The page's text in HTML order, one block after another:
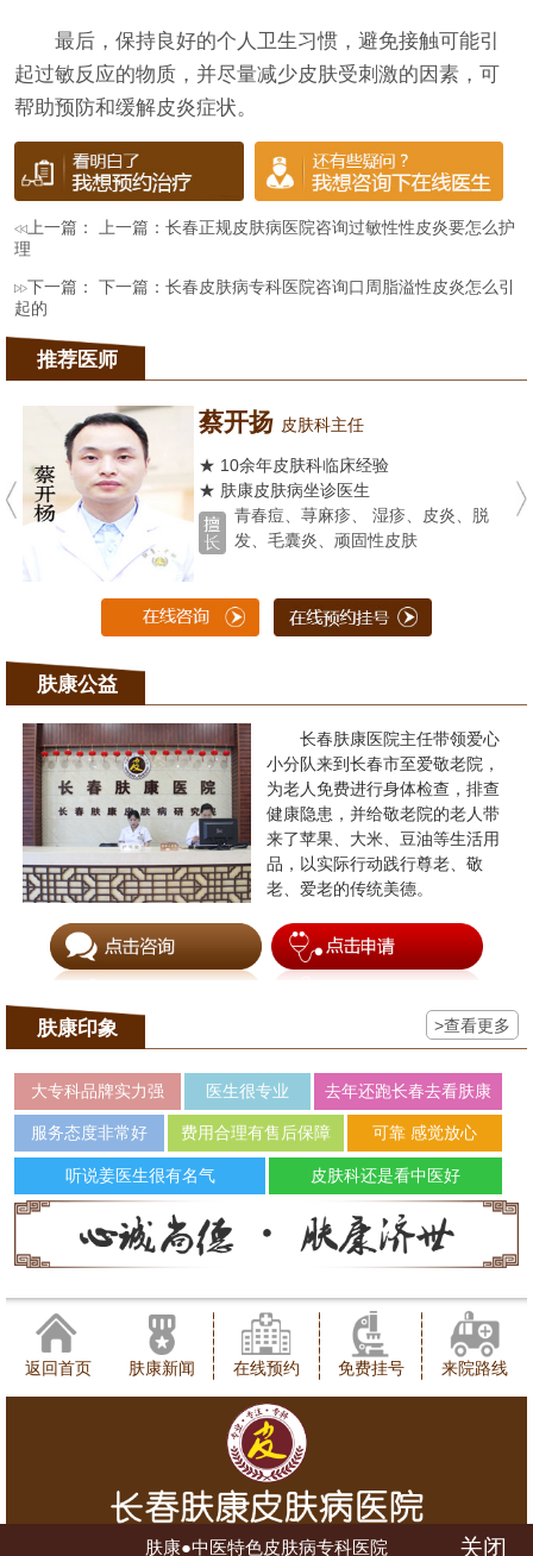
最后，保持良好的个人卫生习惯，避免接触可能引
起过敏反应的物质，并尽量减少皮肤受刺激的因素，可
帮助预防和缓解皮炎症状。
上一篇： 上一篇：长春正规皮肤病医院咨询过敏性性皮炎要怎么护
理
下一篇： 下一篇：长春皮肤病专科医院咨询口周脂溢性皮炎怎么引
起的
推荐医师
蔡开扬 皮肤科主任
★ 10余年皮肤科临床经验
★ 肤康皮肤病坐诊医生
青春痘、荨麻疹、 湿疹、皮炎、脱
发、毛囊炎、顽固性皮肤
肤康公益
长春肤康医院主任带领爱心
小分队来到长春市至爱敬老院，
为老人免费进行身体检查，排查
健康隐患，并给敬老院的老人带
来了苹果、大米、豆油等生活用
品，以实际行动践行尊老、敬
老、爱老的传统美德。
肤康印象 >查看更多
大专科品牌实力强 医生很专业 去年还跑长春去看肤康
服务态度非常好 费用合理有售后保障 可靠 感觉放心
听说姜医生很有名气 皮肤科还是看中医好
返回首页 肤康新闻 在线预约 免费挂号 来院路线
肤康●中医特色皮肤病专科医院 关闭